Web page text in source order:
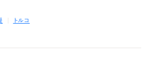
トルコ